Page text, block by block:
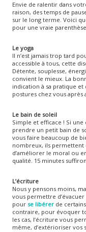
Envie de ralentir dans
raison, des temps de
sur le long terme. Voici
pour une vraie
Le yoga
Il n’est jamais trop tard
accessible à tous, cette
Détente, souplesse,
convient le mieux. La
indication à sa pratique
postures chez vous
Le bain de soleil
Simple et efficace ! Si
prendre un petit bain de
vous faire beaucoup de
nombreux, ils permettent
d’améliorer le moral ou
qualité. 15 minutes
L’écriture
Nous y pensons moins,
vous permettre
pour se libérerde
contraire, pour évoquer
les cas, l’écriture vous
même, d’extérioriser vos